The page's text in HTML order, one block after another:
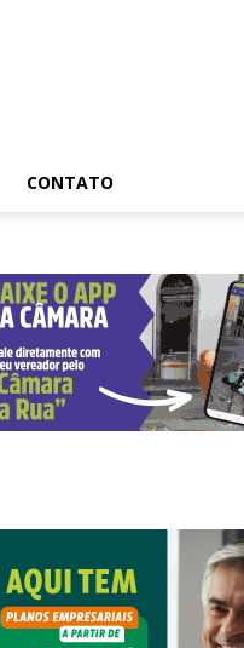
CONTATO